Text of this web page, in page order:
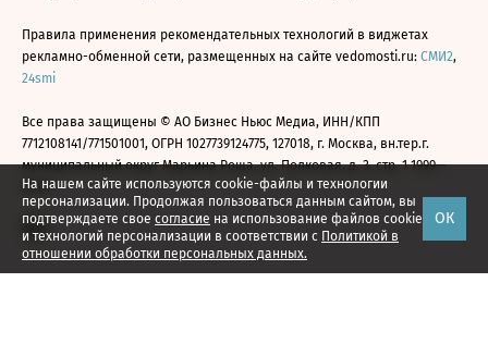
На нашем сайте используются cookie-файлы и технологии
персонализации. Продолжая пользоваться данным сайтом, вы
подтверждаете свое согласие на использование файлов cookie
и технологий персонализации в соответствии с Политикой в
отношении обработки персональных данных.
ОК
Правила применения рекомендательных технологий в виджетах
рекламно-обменной сети, размещенных на сайте vedomosti.ru: СМИ2,
24smi
Все права защищены © АО Бизнес Ньюс Медиа, ИНН/КПП
7712108141/771501001, ОГРН 1027739124775, 127018, г. Москва, вн.тер.г.
муниципальный округ Марьина Роща, ул. Полковая, д. 3, стр. 1 1999—
2026